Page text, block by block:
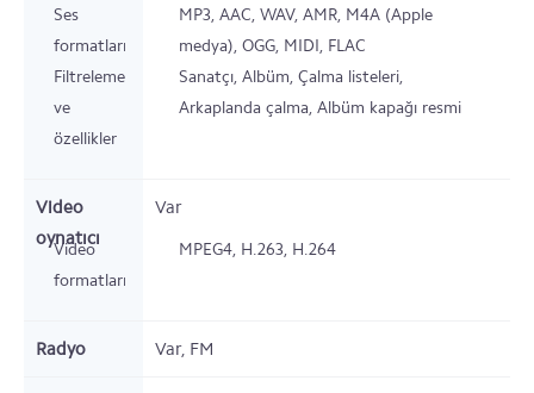
Ses
formatları
MP3, AAC, WAV, AMR, M4A (Apple
medya), OGG, MIDI, FLAC
Filtreleme
ve
özellikler
Sanatçı, Albüm, Çalma listeleri,
Arkaplanda çalma, Albüm kapağı resmi
Video
oynatıcı
Var
Video
formatları
MPEG4, H.263, H.264
Radyo Var, FM